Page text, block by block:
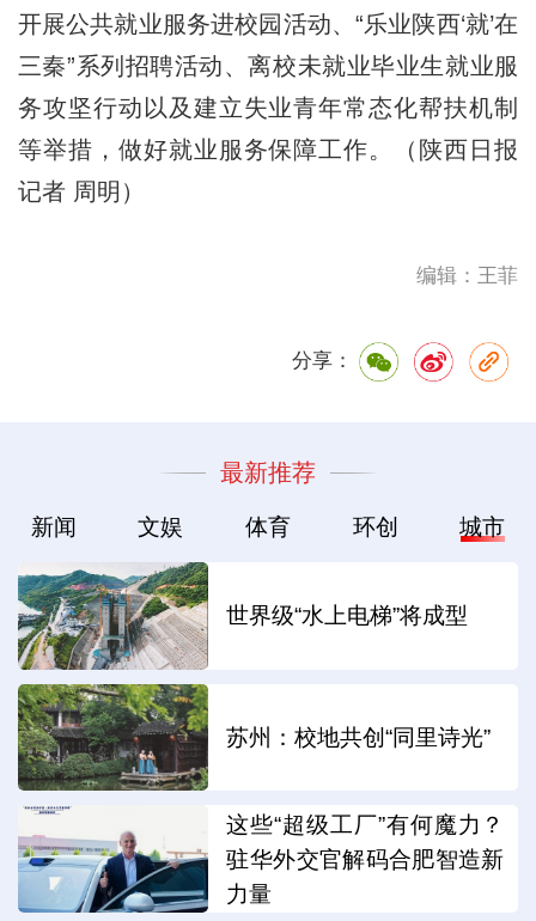
开展公共就业服务进校园活动、“乐业陕西‘就’在
三秦”系列招聘活动、离校未就业毕业生就业服
务攻坚行动以及建立失业青年常态化帮扶机制
等举措，做好就业服务保障工作。（陕西日报
记者 周明）
编辑：王菲
分享：
最新推荐
新闻 文娱 体育 环创 城市
世界级“水上电梯”将成型
苏州：校地共创“同里诗光”
这些“超级工厂”有何魔力？
驻华外交官解码合肥智造新
力量